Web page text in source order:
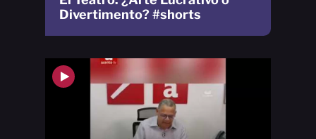
Divertimento? #shorts